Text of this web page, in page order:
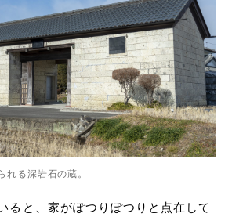
れる深岩石の蔵。
ると、家がぽつりぽつりと点在して